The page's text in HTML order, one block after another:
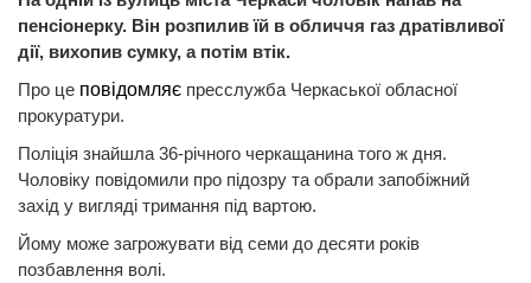
пенсіонерку. Він розпилив їй в обличчя газ дратівливої
дії, вихопив сумку, а потім втік.
Про це повідомляє пресслужба Черкаської обласної
прокуратури.
Поліція знайшла 36-річного черкащанина того ж дня.
Чоловіку повідомили про підозру та обрали запобіжний
захід у вигляді тримання під вартою.
Йому може загрожувати від семи до десяти років
позбавлення волі.